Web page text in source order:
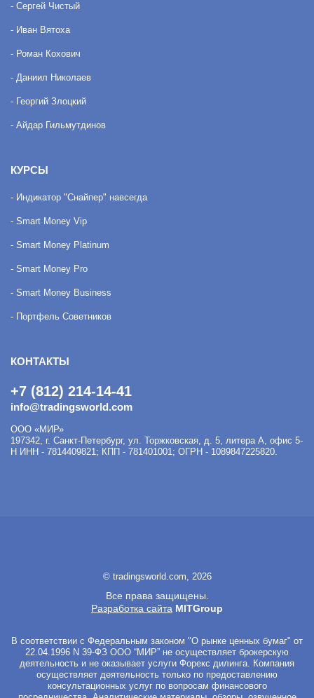
- Сергей Чистый
- Иван Вятоха
- Роман Кохович
- Даниил Николаев
- Георгий Злоцкий
- Айдар Гильмутдинов
КУРСЫ
- Индикатор "Снайпер" навсегда
- Smart Money Vip
- Smart Money Platinum
- Smart Money Pro
- Smart Money Business
- Портфель Советников
КОНТАКТЫ
+7 (812) 214-14-41
info@tradingsworld.com
ООО «МИР»
197342, г. Санкт-Петербург, ул. Торжковская, д. 5, литера А, офис 5-
Н ИНН - 7814409821; КПП - 781401001; ОГРН - 1089847225820.
© tradingsworld.com, 2026
Все права защищены.
Разработка сайта MITGroup
В соответствии с Федеральным законом "О рынке ценных бумаг" от
22.04.1996 N 39-ФЗ ООО “МИР” не осуществляет брокерскую
деятельность и не оказывает услуги Форекс дилинга. Компания
осуществляет деятельность только по предоставлению
консультационных услуг по вопросам финансового